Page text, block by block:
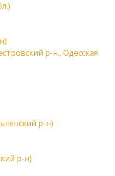
р-н., Одесская
р-н)
р-н)